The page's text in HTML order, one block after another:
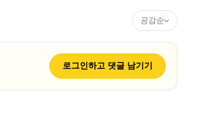
공감순
로그인하고 댓글 남기기